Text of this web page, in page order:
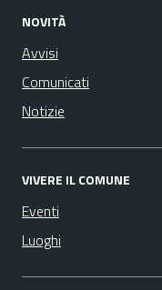
NOVITÀ
Avvisi
Comunicati
Notizie
VIVERE IL COMUNE
Eventi
Luoghi